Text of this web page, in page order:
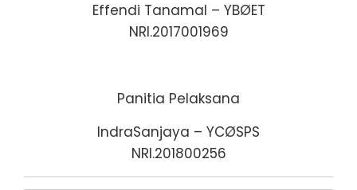
Effendi Tanamal – YBØET
NRI.2017001969
Panitia Pelaksana
IndraSanjaya – YCØSPS
NRI.201800256